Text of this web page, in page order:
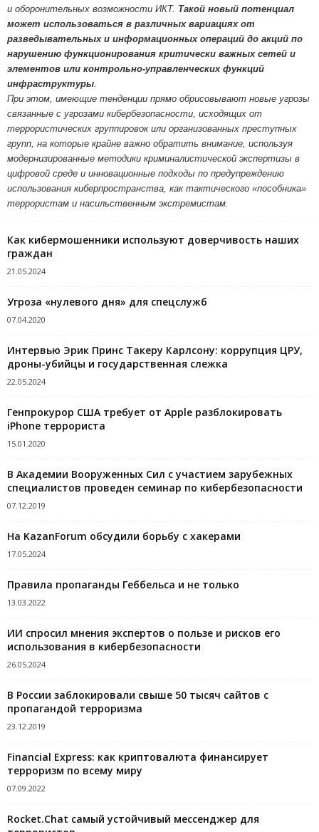
и оборонительных возможности ИКТ. Такой новый потенциал
может использоваться в различных вариациях от
разведывательных и информационных операций до акций по
нарушению функционирования критически важных сетей и
элементов или контрольно-управленческих функций
инфраструктуры.
При этом, имеющие тенденции прямо обрисовывают новые угрозы
связанные с угрозами кибербезопасности, исходящих от
террористических группировок или организованных преступных
групп, на которые крайне важно обратить внимание, используя
модернизированные методики криминалистической экспертизы в
цифровой среде и инновационные подходы по предупреждению
использования киберпространства, как тактического «пособника»
террористам и насильственным экстремистам.
Как кибермошенники используют доверчивость наших
граждан
21.05.2024
Угроза «нулевого дня» для спецслужб
07.04.2020
Интервью Эрик Принс Такеру Карлсону: коррупция ЦРУ,
дроны-убийцы и государственная слежка
22.05.2024
Генпрокурор США требует от Apple разблокировать
iPhone террориста
15.01.2020
В Академии Вооруженных Сил с участием зарубежных
специалистов проведен семинар по кибербезопасности
07.12.2019
На KazanForum обсудили борьбу с хакерами
17.05.2024
Правила пропаганды Геббельса и не только
13.03.2022
ИИ спросил мнения экспертов о пользе и рисков его
использования в кибербезопасности
26.05.2024
В России заблокировали свыше 50 тысяч сайтов с
пропагандой терроризма
23.12.2019
Financial Express: как криптовалюта финансирует
терроризм по всему миру
07.09.2022
Rocket.Chat самый устойчивый мессенджер для